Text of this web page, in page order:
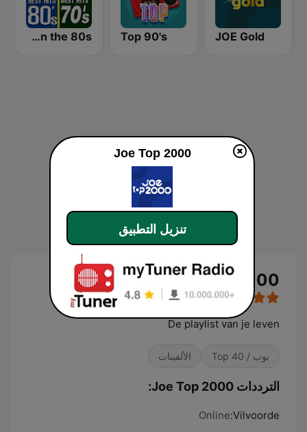
JOE Gold
Top 90's
The 80s on the 80s
Joe Top 2000 بث حي
De playlist van je leven
بوب / Top 40 الألفينات
الترددات Joe Top 2000:
Vilvoorde:
Online
Joe Top 2000
تنزيل التطبيق